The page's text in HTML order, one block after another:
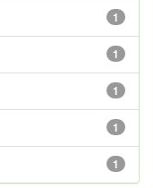
1
1
1
1
1